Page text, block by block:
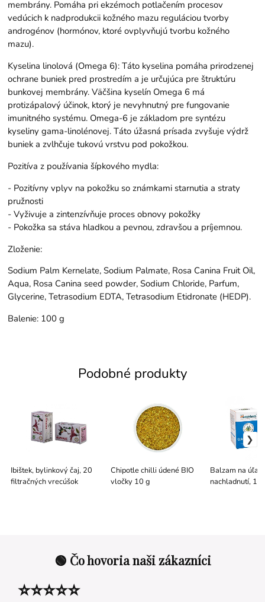
membrány. Pomáha pri ekzémoch potlačením procesov
vedúcich k nadprodukcii kožného mazu reguláciou tvorby
androgénov (hormónov, ktoré ovplyvňujú tvorbu kožného
mazu).
Kyselina linolová (Omega 6): Táto kyselina pomáha prirodzenej
ochrane buniek pred prostredím a je určujúca pre štruktúru
bunkovej membrány. Väčšina kyselín Omega 6 má
protizápalový účinok, ktorý je nevyhnutný pre fungovanie
imunitného systému. Omega-6 je základom pre syntézu
kyseliny gama-linolénovej. Táto úžasná prísada zvyšuje výdrž
buniek a zvlhčuje tukovú vrstvu pod pokožkou.
Pozitíva z používania šípkového mydla:
- Pozitívny vplyv na pokožku so známkami starnutia a straty
pružnosti
- Vyživuje a zintenzívňuje proces obnovy pokožky
- Pokožka sa stáva hladkou a pevnou, zdravšou a príjemnou.
Zloženie:
Sodium Palm Kernelate, Sodium Palmate, Rosa Canina Fruit Oil,
Aqua, Rosa Canina seed powder, Sodium Chloride, Parfum,
Glycerine, Tetrasodium EDTA, Tetrasodium Etidronate (HEDP).
Balenie: 100 g
Podobné produkty
Ibištek, bylinkový čaj, 20
filtračných vrecúšok
Chipotle chilli údené BIO
vločky 10 g
Balzam na
nachladnutí, 10
🟢 Čo hovoria naši zákazníci
⭐⭐⭐⭐⭐